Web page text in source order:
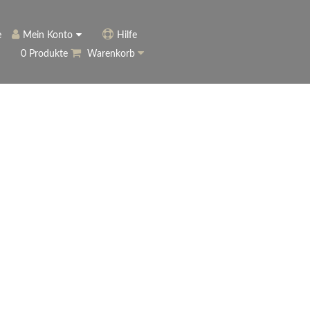
Mein Konto
Anmelden
Hilfe
0 Produkte
Warenkorb